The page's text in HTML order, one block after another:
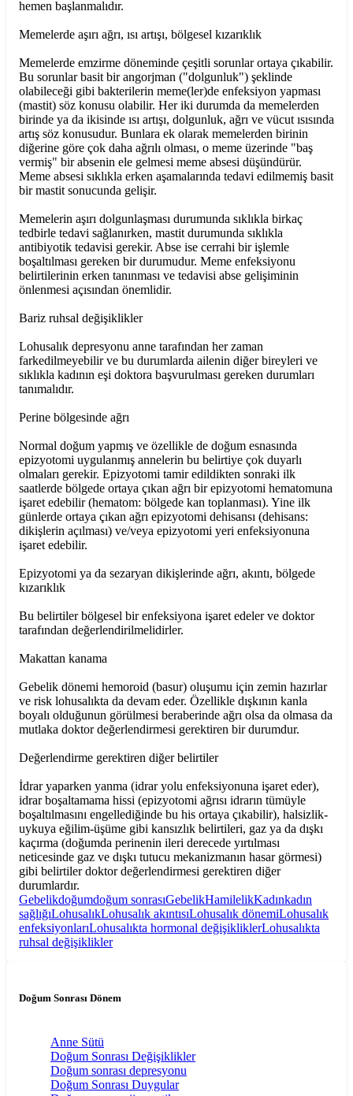
hemen başlanmalıdır.
Memelerde aşırı ağrı, ısı artışı, bölgesel kızarıklık
Memelerde emzirme döneminde çeşitli sorunlar ortaya çıkabilir.
Bu sorunlar basit bir angorjman ("dolgunluk") şeklinde
olabileceği gibi bakterilerin meme(ler)de enfeksiyon yapması
(mastit) söz konusu olabilir. Her iki durumda da memelerden
birinde ya da ikisinde ısı artışı, dolgunluk, ağrı ve vücut ısısında
artış söz konusudur. Bunlara ek olarak memelerden birinin
diğerine göre çok daha ağrılı olması, o meme üzerinde "baş
vermiş" bir absenin ele gelmesi meme absesi düşündürür.
Meme absesi sıklıkla erken aşamalarında tedavi edilmemiş basit
bir mastit sonucunda gelişir.
Memelerin aşırı dolgunlaşması durumunda sıklıkla birkaç
tedbirle tedavi sağlanırken, mastit durumunda sıklıkla
antibiyotik tedavisi gerekir. Abse ise cerrahi bir işlemle
boşaltılması gereken bir durumudur. Meme enfeksiyonu
belirtilerinin erken tanınması ve tedavisi abse gelişiminin
önlenmesi açısından önemlidir.
Bariz ruhsal değişiklikler
Lohusalık depresyonu anne tarafından her zaman
farkedilmeyebilir ve bu durumlarda ailenin diğer bireyleri ve
sıklıkla kadının eşi doktora başvurulması gereken durumları
tanımalıdır.
Perine bölgesinde ağrı
Normal doğum yapmış ve özellikle de doğum esnasında
epizyotomi uygulanmış annelerin bu belirtiye çok duyarlı
olmaları gerekir. Epizyotomi tamir edildikten sonraki ilk
saatlerde bölgede ortaya çıkan ağrı bir epizyotomi hematomuna
işaret edebilir (hematom: bölgede kan toplanması). Yine ilk
günlerde ortaya çıkan ağrı epizyotomi dehisansı (dehisans:
dikişlerin açılması) ve/veya epizyotomi yeri enfeksiyonuna
işaret edebilir.
Epizyotomi ya da sezaryan dikişlerinde ağrı, akıntı, bölgede
kızarıklık
Bu belirtiler bölgesel bir enfeksiyona işaret edeler ve doktor
tarafından değerlendirilmelidirler.
Makattan kanama
Gebelik dönemi hemoroid (basur) oluşumu için zemin hazırlar
ve risk lohusalıkta da devam eder. Özellikle dışkının kanla
boyalı olduğunun görülmesi beraberinde ağrı olsa da olmasa da
mutlaka doktor değerlendirmesi gerektiren bir durumdur.
Değerlendirme gerektiren diğer belirtiler
İdrar yaparken yanma (idrar yolu enfeksiyonuna işaret eder),
idrar boşaltamama hissi (epizyotomi ağrısı idrarın tümüyle
boşaltılmasını engellediğinde bu his ortaya çıkabilir), halsizlik-
uykuya eğilim-üşüme gibi kansızlık belirtileri, gaz ya da dışkı
kaçırma (doğumda perinenin ileri derecede yırtılması
neticesinde gaz ve dışkı tutucu mekanizmanın hasar görmesi)
gibi belirtiler doktor değerlendirmesi gerektiren diğer
durumlardır.
Gebelikdoğumdoğum sonrasıGebelikHamilelikKadınkadın
sağlığıLohusalıkLohusalık akıntısıLohusalık dönemiLohusalık
enfeksiyonlarıLohusalıkta hormonal değişikliklerLohusalıkta
ruhsal değişiklikler
Doğum Sonrası Dönem
Anne Sütü
Doğum Sonrası Değişiklikler
Doğum sonrası depresyonu
Doğum Sonrası Duygular